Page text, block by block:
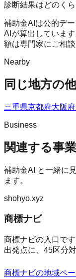
診断結果はどのく
補助金AIは公的デ
AIが算出していま
額は専門家にご相談
Nearby
同じ地方の
三重県京都府大阪府
Business
関連する事業
補助金AI
と一緒に
ます。
shohyo.xyz
商標ナビ
商標ナビの入口で
出発点に、45区分
商標ナビの地域ペ